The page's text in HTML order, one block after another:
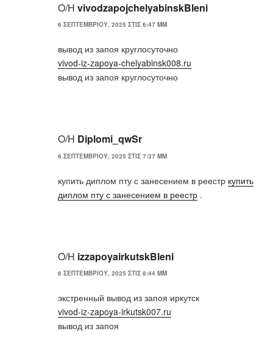
Ο/Η vivodzapojchelyabinskBleni
6 ΣΕΠΤΕΜΒΡΊΟΥ, 2025 ΣΤΙΣ 6:47 ΜΜ
вывод из запоя круглосуточно
vivod-iz-zapoya-chelyabinsk008.ru
вывод из запоя круглосуточно
Ο/Η Diplomi_qwSr
6 ΣΕΠΤΕΜΒΡΊΟΥ, 2025 ΣΤΙΣ 7:37 ΜΜ
купить диплом пту с занесением в реестр купить
диплом пту с занесением в реестр .
Ο/Η izzapoyairkutskBleni
6 ΣΕΠΤΕΜΒΡΊΟΥ, 2025 ΣΤΙΣ 8:44 ΜΜ
экстренный вывод из запоя иркутск
vivod-iz-zapoya-irkutsk007.ru
вывод из запоя